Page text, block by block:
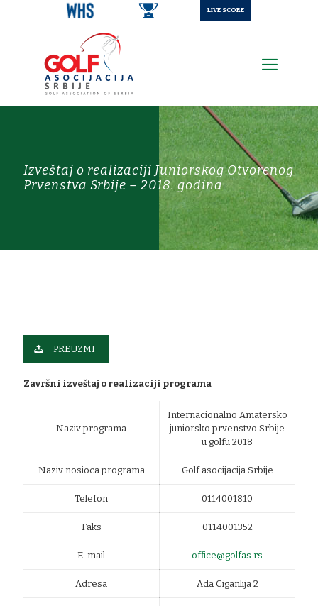
LIVE SCORE
Izveštaj o realizaciji Juniorskog Otvorenog
Prvenstva Srbije – 2018. godina
PREUZMI
Završni izveštaj o realizaciji programa
Naziv programa
Internacionalno Amatersko
juniorsko prvenstvo Srbije
u golfu 2018
Naziv nosioca programa Golf asocijacija Srbije
Telefon 0114001810
Faks 0114001352
E-mail office@golfas.rs
Adresa Ada Ciganlija 2